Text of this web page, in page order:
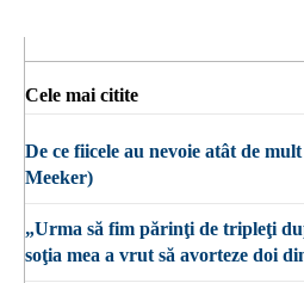
Cele mai citite
De ce fiicele au nevoie atât de
Meeker)
„Urma să fim părinţi de tripleţi
soţia mea a vrut să avorteze doi